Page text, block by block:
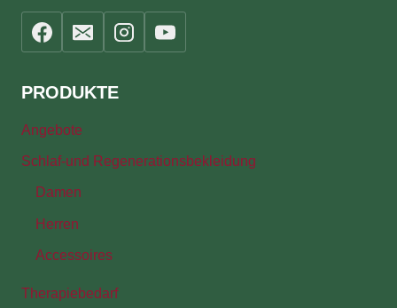
PRODUKTE
Angebote
Schlaf-und Regenerationsbekleidung
Damen
Herren
Accessoires
Therapiebedarf